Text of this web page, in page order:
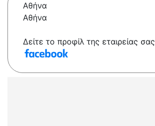
Αθήνα
Αθήνα
Δείτε το προφίλ της εταιρείας σας